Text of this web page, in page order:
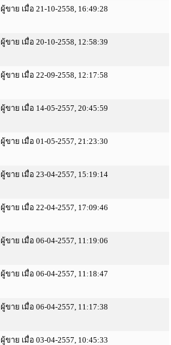
ผู้ขาย เมื่อ 21-10-2558, 16:49:28
ผู้ขาย เมื่อ 20-10-2558, 12:58:39
ผู้ขาย เมื่อ 22-09-2558, 12:17:58
ผู้ขาย เมื่อ 14-05-2557, 20:45:59
ผู้ขาย เมื่อ 01-05-2557, 21:23:30
ผู้ขาย เมื่อ 23-04-2557, 15:19:14
ผู้ขาย เมื่อ 22-04-2557, 17:09:46
ผู้ขาย เมื่อ 06-04-2557, 11:19:06
ผู้ขาย เมื่อ 06-04-2557, 11:18:47
ผู้ขาย เมื่อ 06-04-2557, 11:17:38
ผู้ขาย เมื่อ 03-04-2557, 10:45:33